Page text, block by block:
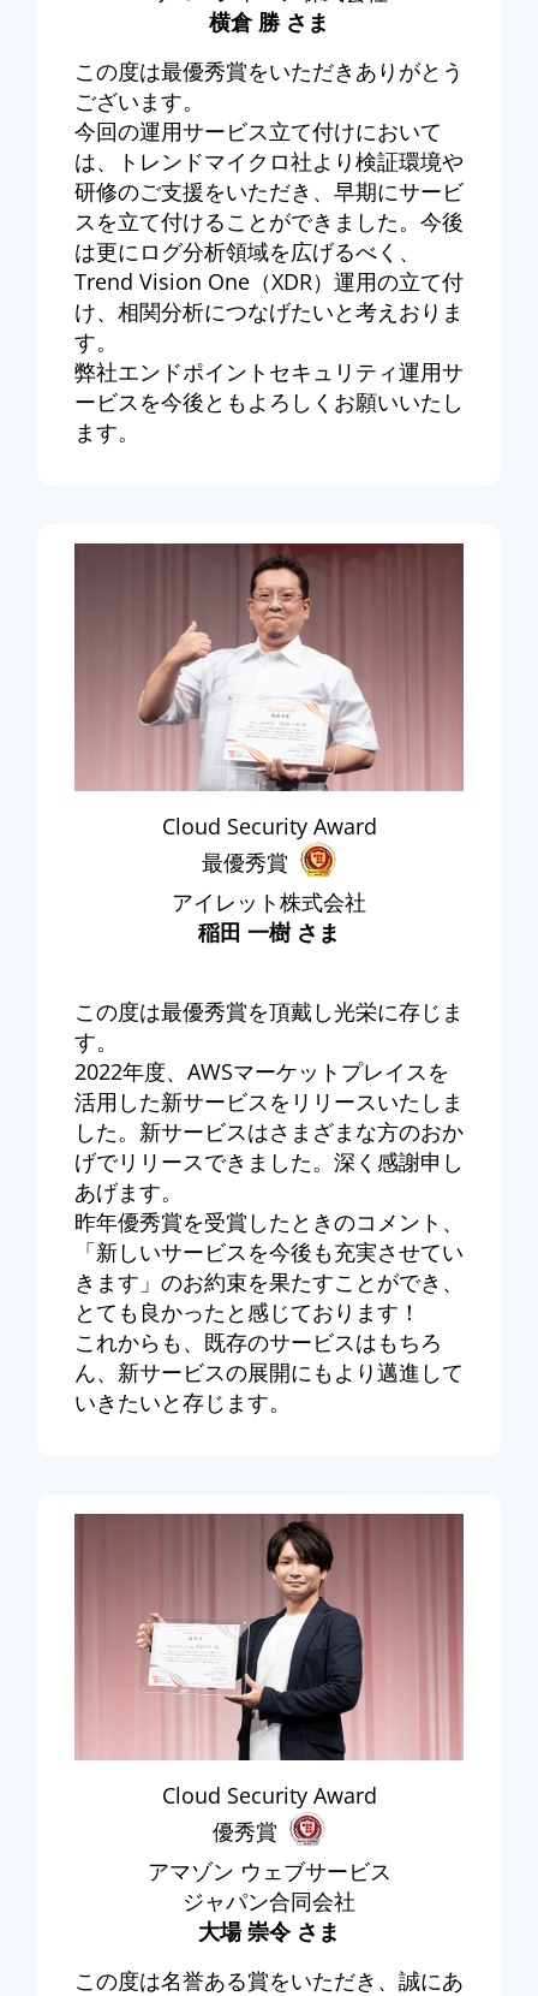
横倉 勝 さま
この度は最優秀賞をいただきありがとう
ございます。
今回の運用サービス立て付けにおいて
は、トレンドマイクロ社より検証環境や
研修のご支援をいただき、早期にサービ
スを立て付けることができました。今後
は更にログ分析領域を広げるべく、
Trend Vision One（XDR）運用の立て付
け、相関分析につなげたいと考えおりま
す。
弊社エンドポイントセキュリティ運用サ
ービスを今後ともよろしくお願いいたし
ます。
Cloud Security Award
最優秀賞
アイレット株式会社
稲田 一樹 さま
この度は最優秀賞を頂戴し光栄に存じま
す。
2022年度、AWSマーケットプレイスを
活用した新サービスをリリースいたしま
した。新サービスはさまざまな方のおか
げでリリースできました。深く感謝申し
あげます。
昨年優秀賞を受賞したときのコメント、
「新しいサービスを今後も充実させてい
きます」のお約束を果たすことができ、
とても良かったと感じております！
これからも、既存のサービスはもちろ
ん、新サービスの展開にもより邁進して
いきたいと存じます。
Cloud Security Award
優秀賞
アマゾン ウェブサービス
ジャパン合同会社
大場 崇令 さま
この度は名誉ある賞をいただき、誠にあ